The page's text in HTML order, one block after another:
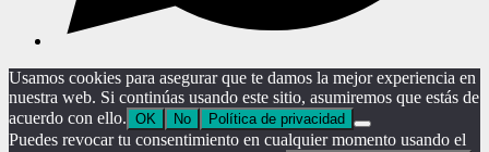
Usamos cookies para asegurar que te damos la mejor experiencia en
nuestra web. Si continúas usando este sitio, asumiremos que estás de
acuerdo con ello. OK No Política de privacidad
Puedes revocar tu consentimiento en cualquier momento usando el